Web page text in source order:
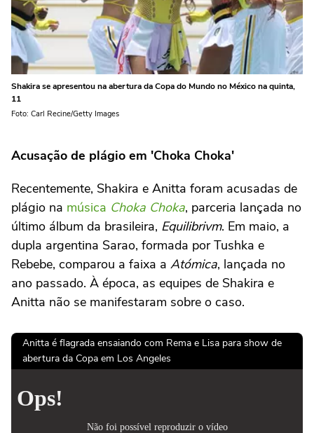
Shakira se apresentou na abertura da Copa do Mundo no México na quinta,
11
Foto: Carl Recine/Getty Images
Acusação de plágio em 'Choka Choka'
Recentemente, Shakira e Anitta foram acusadas de
plágio na música Choka Choka, parceria lançada no
último álbum da brasileira, Equilibrivm. Em maio, a
dupla argentina Sarao, formada por Tushka e
Rebebe, comparou a faixa a Atómica, lançada no
ano passado. À época, as equipes de Shakira e
Anitta não se manifestaram sobre o caso.
Anitta é flagrada ensaiando com Rema e Lisa para show de
abertura da Copa em Los Angeles